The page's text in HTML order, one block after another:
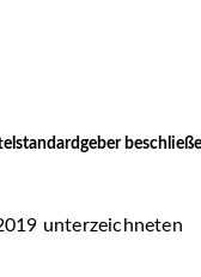
unterzeichneten